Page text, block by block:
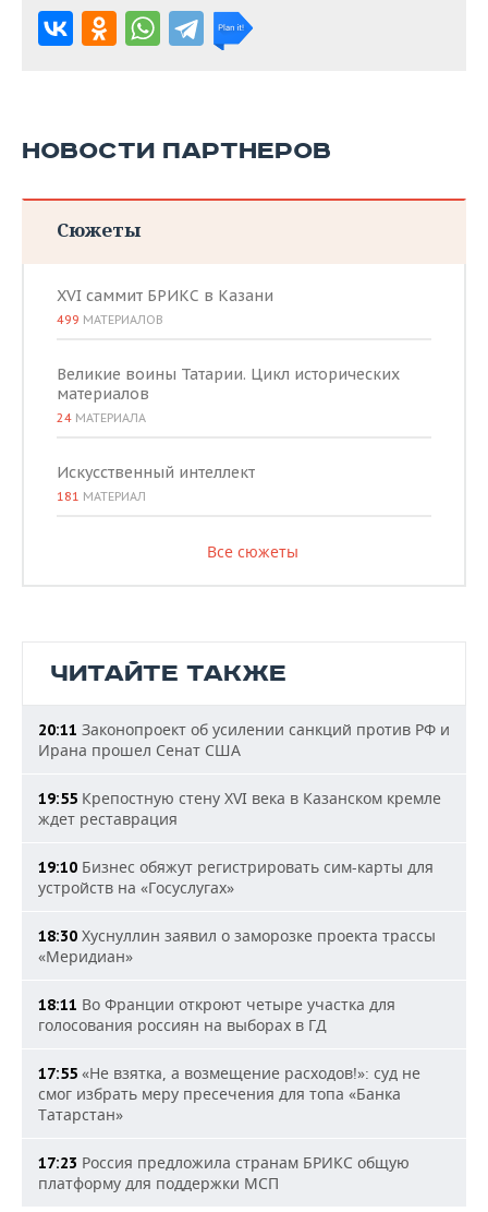
НОВОСТИ ПАРТНЕРОВ
Сюжеты
XVI саммит БРИКС в Казани
499 МАТЕРИАЛОВ
Великие воины Татарии. Цикл исторических
материалов
24 МАТЕРИАЛА
Искусственный интеллект
181 МАТЕРИАЛ
Все сюжеты
ЧИТАЙТЕ ТАКЖЕ
20:11 Законопроект об усилении санкций против РФ и
Ирана прошел Сенат США
19:55 Крепостную стену XVI века в Казанском кремле
ждет реставрация
19:10 Бизнес обяжут регистрировать сим-карты для
устройств на «Госуслугах»
18:30 Хуснуллин заявил о заморозке проекта трассы
«Меридиан»
18:11 Во Франции откроют четыре участка для
голосования россиян на выборах в ГД
17:55 «Не взятка, а возмещение расходов!»: суд не
смог избрать меру пресечения для топа «Банка
Татарстан»
17:23 Россия предложила странам БРИКС общую
платформу для поддержки МСП